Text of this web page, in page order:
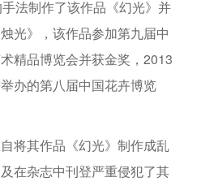
法制作了该作品《幻光》并
光》，该作品参加第九届中
精品博览会并获金奖，2013
办的第八届中国花卉博览
其作品《幻光》制作成乱
在杂志中刊登严重侵犯了其